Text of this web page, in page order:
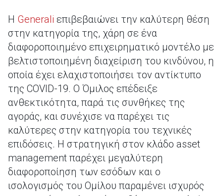
Η Generali επιβεβαιώνει την καλύτερη θέση
στην κατηγορία της, χάρη σε ένα
διαφοροποιημένο επιχειρηματικό μοντέλο με
βελτιστοποιημένη διαχείριση του κινδύνου, η
οποία έχει ελαχιστοποιήσει τον αντίκτυπο
της COVID-19. Ο Όμιλος επέδειξε
ανθεκτικότητα, παρά τις συνθήκες της
αγοράς, και συνέχισε να παρέχει τις
καλύτερες στην κατηγορία του τεχνικές
επιδόσεις. Η στρατηγική στον κλάδο asset
management παρέχει μεγαλύτερη
διαφοροποίηση των εσόδων και ο
ισολογισμός του Ομίλου παραμένει ισχυρός